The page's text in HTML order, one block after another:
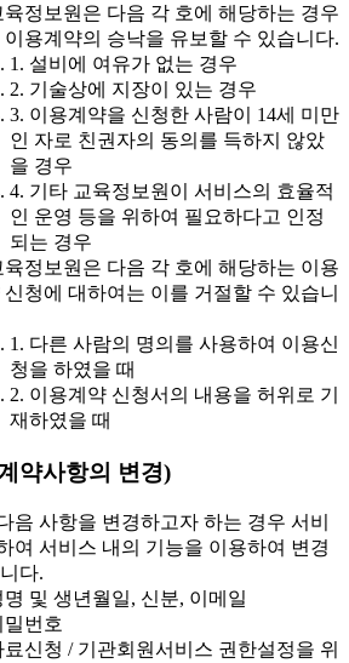
정보원은 다음 각 호에 해당하는 경우
이용계약의 승낙을 유보할 수 있습니다.
1. 설비에 여유가 없는 경우
2. 기술상에 지장이 있는 경우
3. 이용계약을 신청한 사람이 14세 미만
인 자로 친권자의 동의를 득하지 않았
을 경우
4. 기타 교육정보원이 서비스의 효율적
인 운영 등을 위하여 필요하다고 인정
되는 경우
정보원은 다음 각 호에 해당하는 이용
신청에 대하여는 이를 거절할 수 있습니
1. 다른 사람의 명의를 사용하여 이용신
청을 하였을 때
2. 이용계약 신청서의 내용을 허위로 기
재하였을 때
약사항의 변경)
음 사항을 변경하고자 하는 경우 서비
여 서비스 내의 기능을 이용하여 변경
다.
및 생년월일, 신분, 이메일
번호
신청 / 기관회원서비스 권한설정을 위